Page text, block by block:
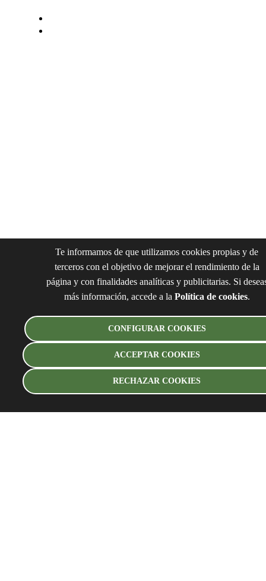
Te informamos de que utilizamos cookies propias y de
terceros con el objetivo de mejorar el rendimiento de la
página y con finalidades analíticas y publicitarias. Si
más información, accede a la Política de cookies.
CONFIGURAR COOKIES
RECHAZAR COOKIES
ACCEPTAR COOKIES